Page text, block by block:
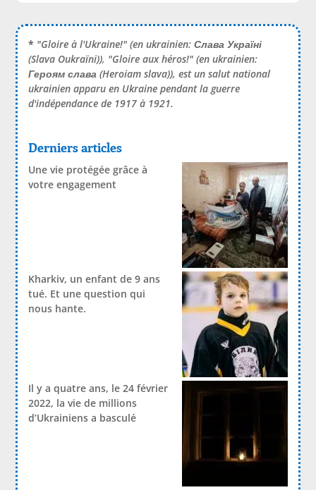
* "Gloire à l'Ukraine!" (en ukrainien:Слава Україні
(Slava Oukraïni)), "Gloire aux héros!" (en ukrainien:
Героям слава (Heroiam slava)), est un salut national
ukrainien apparu en Ukraine pendant la guerre
d'indépendance de 1917 à 1921.
Derniers articles
Une vie protégée grâce à
votre engagement
Kharkiv, un enfant de 9 ans
tué. Et une question qui
nous hante.
Il y a quatre ans, le 24 février
2022, la vie de millions
d’Ukrainiens a basculé